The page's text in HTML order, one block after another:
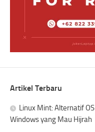
Artikel Terbaru
Linux Mint: Alternatif
Windows yang Mau Hijrah